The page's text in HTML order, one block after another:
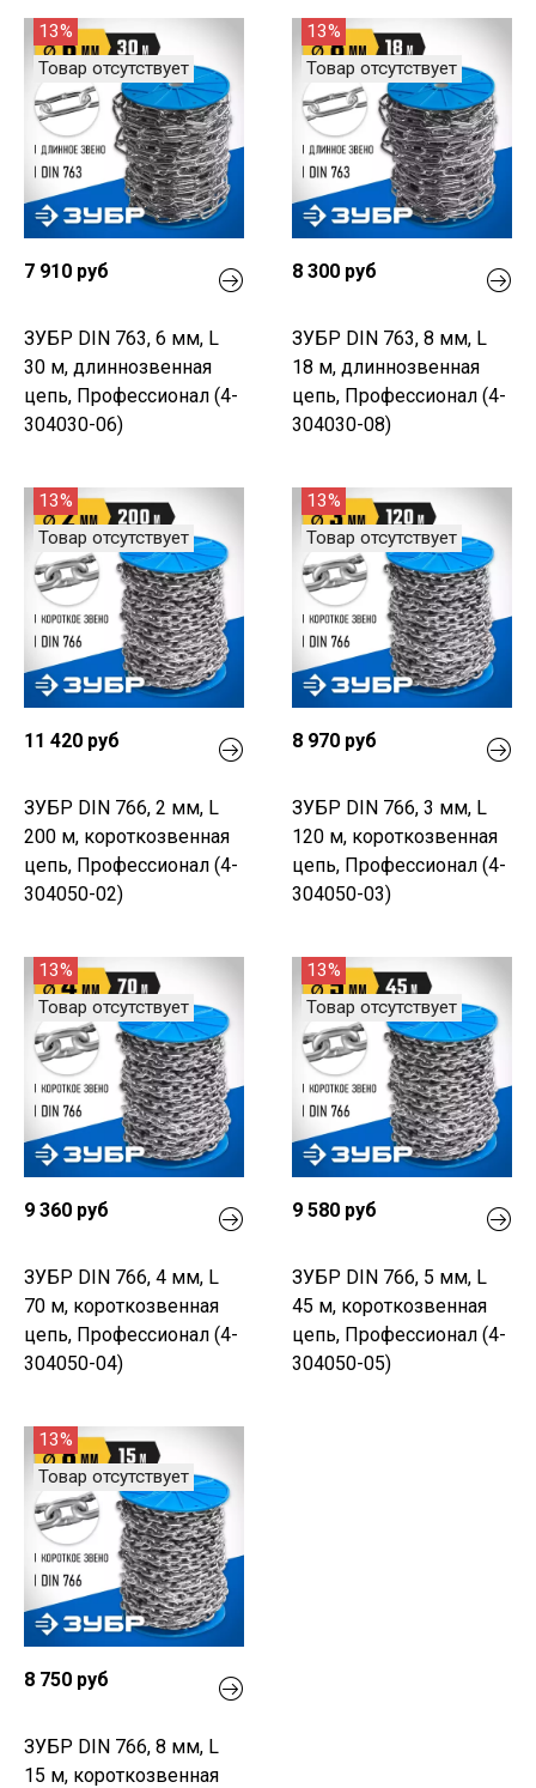
13%
Товар отсутствует
7 910 руб
ЗУБР DIN 763, 6 мм, L
30 м, длиннозвенная
цепь, Профессионал (4-
304030-06)
13%
Товар отсутствует
8 300 руб
ЗУБР DIN 763, 8 мм, L
18 м, длиннозвенная
цепь, Профессионал (4-
304030-08)
13%
Товар отсутствует
11 420 руб
ЗУБР DIN 766, 2 мм, L
200 м, короткозвенная
цепь, Профессионал (4-
304050-02)
13%
Товар отсутствует
8 970 руб
ЗУБР DIN 766, 3 мм, L
120 м, короткозвенная
цепь, Профессионал (4-
304050-03)
13%
Товар отсутствует
9 360 руб
ЗУБР DIN 766, 4 мм, L
70 м, короткозвенная
цепь, Профессионал (4-
304050-04)
13%
Товар отсутствует
9 580 руб
ЗУБР DIN 766, 5 мм, L
45 м, короткозвенная
цепь, Профессионал (4-
304050-05)
13%
Товар отсутствует
8 750 руб
ЗУБР DIN 766, 8 мм, L
15 м, короткозвенная